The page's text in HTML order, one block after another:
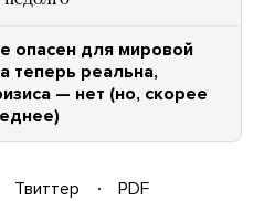
опасен для мировой
теперь реальна,
— нет (но, скорее
Твиттер
PDF